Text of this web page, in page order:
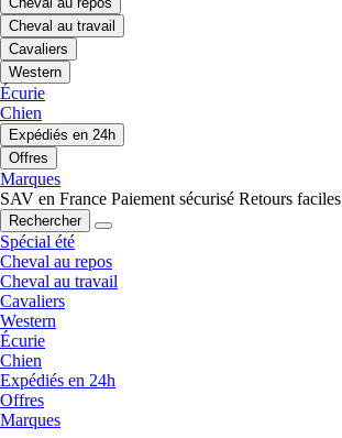
Cheval au travail
Cavaliers
Western
Écurie
Chien
Expédiés en 24h
Offres
Marques
SAV en France Paiement sécurisé Retours faciles
Rechercher
Spécial été
Cheval au repos
Cheval au travail
Cavaliers
Western
Écurie
Chien
Expédiés en 24h
Offres
Marques